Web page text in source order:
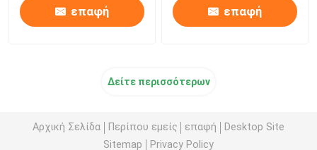
επαφή επαφή
Δείτε περισσότερων
Αρχική Σελίδα Περίπου εμείς επαφή
Desktop Site
Sitemap
Privacy Policy